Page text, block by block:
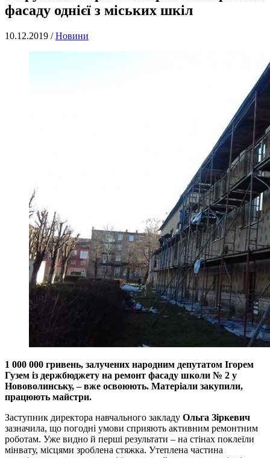
фасаду однієї з міських шкіл
10.12.2019 /Новини
1 000 000 гривень, залучених народним депутатом Ігорем
Гузем із держбюджету на ремонт фасаду школи № 2 у
Нововолинську, – вже освоюють. Матеріали закупили,
працюють майстри.
Заступник директора навчального закладу Ольга Зіркевич
зазначила, що погодні умови сприяють активним ремонтним
роботам. Уже видно й перші результати – на стінах поклеїли
мінвату, місцями зроблена стяжка. Утеплена частина